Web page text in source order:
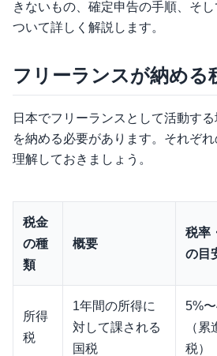
きないもの、確定申告の手順、そ
ついて詳しく解説します。
フリーランスが納める
日本でフリーランスとして活動す
を納める必要があります。それぞ
理解しておきましょう。
税金
の種
類
概要
税率
の目
所得
税
1年間の所得に
対して課される
国税
5%
（累
税）